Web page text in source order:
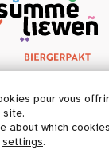
pour vous
site.
about which
settings.